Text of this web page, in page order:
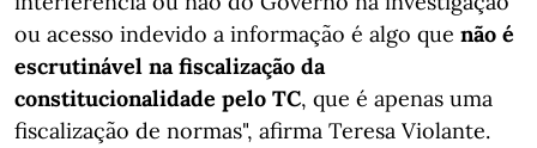
ou acesso indevido a informação é algo que não é
escrutinável na fiscalização da
constitucionalidade pelo TC, que é apenas uma
fiscalização de normas", afirma Teresa Violante.